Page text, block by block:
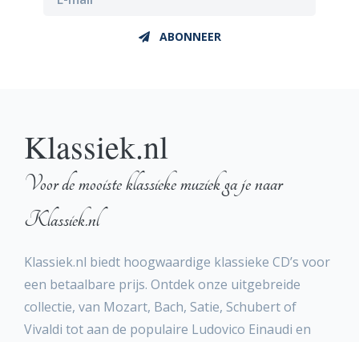
ABONNEER
Klassiek.nl
Voor de mooiste klassieke muziek ga je naar
Klassiek.nl
Klassiek.nl biedt hoogwaardige klassieke CD’s voor
een betaalbare prijs. Ontdek onze uitgebreide
collectie, van Mozart, Bach, Satie, Schubert of
Vivaldi tot aan de populaire Ludovico Einaudi en